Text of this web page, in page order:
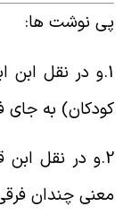
نوشت ها:
و در نقل ابن
به جای
و در نقل ابن
چندان فرقی